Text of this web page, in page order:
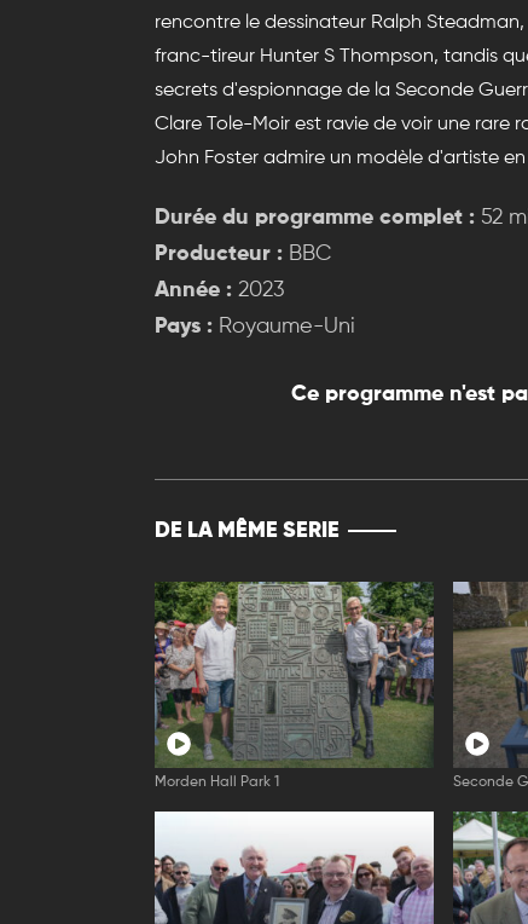
rencontre le dessinateur Ralph
franc-tireur Hunter S Thompson, tandis
secrets d'espionnage de la Seconde
Clare Tole-Moir est ravie de voir une rare
John Foster admire un modèle d'artiste
Durée du programme complet : 52
Producteur : BBC
Année : 2023
Pays : Royaume-Uni
Ce programme n'est
DE LA MÊME SERIE
Morden Hall Park 1 Seconde